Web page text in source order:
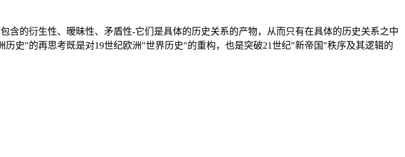
的衍生性、暧昧性、矛盾性-它们是具体的历史关系的产物，从而只有在具体的历史关系之中
史"的再思考既是对19世纪欧洲"世界历史"的重构，也是突破21世纪"新帝国"秩序及其逻辑的